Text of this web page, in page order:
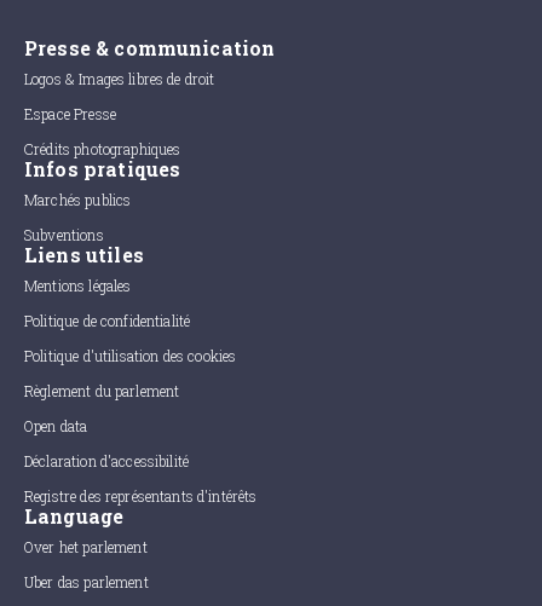
Presse & communication
Logos & Images libres de droit
Espace Presse
Crédits photographiques
Infos pratiques
Marchés publics
Subventions
Liens utiles
Mentions légales
Politique de confidentialité
Politique d'utilisation des cookies
Règlement du parlement
Open data
Déclaration d'accessibilité
Registre des représentants d'intérêts
Language
Over het parlement
Uber das parlement